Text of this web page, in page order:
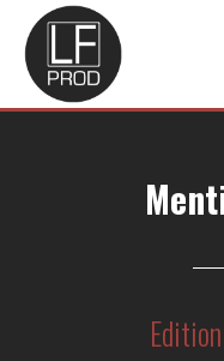
contenu